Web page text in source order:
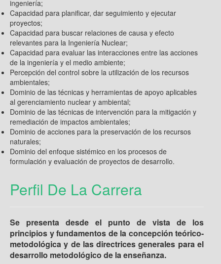
ingeniería;
Capacidad para planificar, dar seguimiento y ejecutar
proyectos;
Capacidad para buscar relaciones de causa y efecto
relevantes para la Ingeniería Nuclear;
Capacidad para evaluar las interacciones entre las acciones
de la ingeniería y el medio ambiente;
Percepción del control sobre la utilización de los recursos
ambientales;
Dominio de las técnicas y herramientas de apoyo aplicables
al gerenciamiento nuclear y ambiental;
Dominio de las técnicas de intervención para la mitigación y
remediación de impactos ambientales;
Dominio de acciones para la preservación de los recursos
naturales;
Dominio del enfoque sistémico en los procesos de
formulación y evaluación de proyectos de desarrollo.
Perfil De La Carrera
Se presenta desde el punto de vista de los
principios y fundamentos de la concepción teórico-
metodológica y de las directrices generales para el
desarrollo metodológico de la enseñanza.